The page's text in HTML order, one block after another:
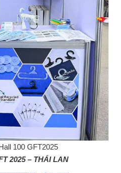
100 GFT2025
2025 – THÁI LAN